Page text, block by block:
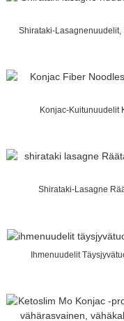
Shirataki-Lasagnenuudelit,
Konjac-Kuitunuudelit
Shirataki-Lasagne
Ihmenuudelit